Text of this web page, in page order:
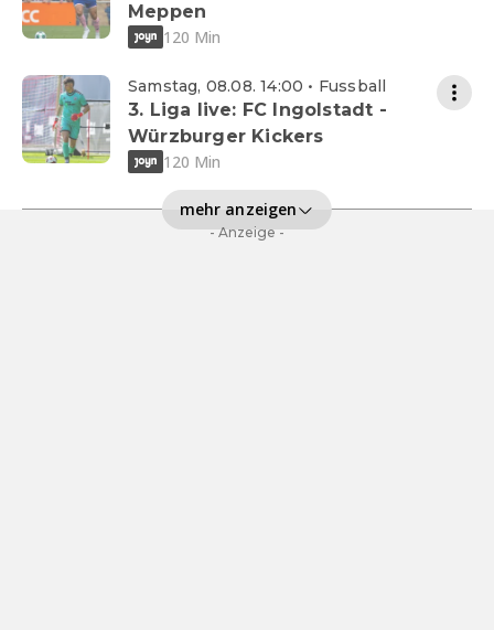
Meppen
120 Min
Samstag, 08.08. 14:00 • Fussball
3. Liga live: FC Ingolstadt -
Würzburger Kickers
120 Min
mehr anzeigen
- Anzeige -